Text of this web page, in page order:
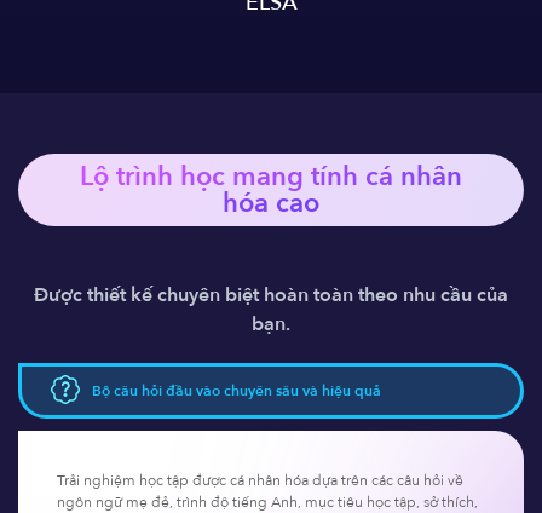
Lộ trình học mang tính cá nhân
hóa cao
Được thiết kế chuyên biệt hoàn toàn theo nhu cầu của
bạn.
Bộ câu hỏi đầu vào chuyên sâu và hiệu quả
Trải nghiệm học tập được cá nhân hóa dựa trên các câu hỏi về
ngôn ngữ mẹ đẻ, trình độ tiếng Anh, mục tiêu học tập, sở thích,